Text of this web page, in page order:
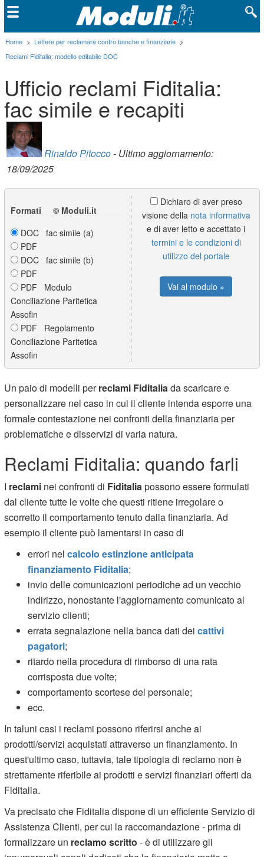
Home > Lettere per reclamare contro banche e finanziarie >
Reclami Fiditalia: modello editabile DOC
Ufficio reclami Fiditalia:
fac simile e recapiti
Rinaldo Pitocco- Ultimo aggiornamento:
18/09/2025
Formati © Moduli.it
DOC fac simile (a)
PDF
DOC fac simile (b)
PDF
PDF Modulo
Conciliazione Paritetica
Assofin
PDF Regolamento
Conciliazione Paritetica
Assofin
Dichiaro di aver preso
visione della nota informativa
e di aver letto e accettato i
termini e le condizioni di
utilizzo del portale
Vai al modulo »
Un paio di modelli perreclami Fiditalia da scaricare e
personalizzare nel caso in cui il cliente intenda esporre una
formale contestazione nei confronti della finanziaria per
problematiche e disservizi di varia natura.
Reclami Fiditalia: quando farli
I reclami nei confronti di Fiditaliapossono essere formulati
dal cliente tutte le volte che questi ritiene irregolare o
scorretto il comportamento tenuto dalla finanziaria. Ad
esempio il cliente può lamentarsi in caso di
errori nelcalcolo estinzione anticipata
finanziamento Fiditalia;
invio delle comunicazioni periodiche ad un vecchio
indirizzo, nonostante l'aggiornamento comunicato al
servizio clienti;
errata segnalazione nella banca dati deicattivi
pagatori;
ritardo nella procedura di rimborso di una rata
corrisposta due volte;
comportamento scortese del personale;
ecc.
In taluni casi i reclami possono riferirsi anche ai
prodotti/servizi acquistati attraverso un finanziamento. In
quest'ultimo caso, tuttavia, tale tipologia di reclamo non è
strettamente riferibile ai prodotti e servizi finanziari offerti da
Fiditalia.
Va precisato che Fiditalia dispone di un efficiente Servizio di
Assistenza Clienti, per cui la raccomandazione - prima di
formalizzare un reclamo scritto - è di utilizzare gli